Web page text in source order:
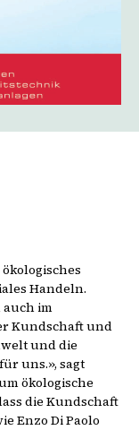
Handeln.
auch im
Kundschaft und
und die
uns.», sagt
ökologische
die Kundschaft
Enzo Di Paolo